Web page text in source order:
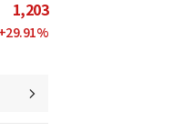
1,203
+29.91%